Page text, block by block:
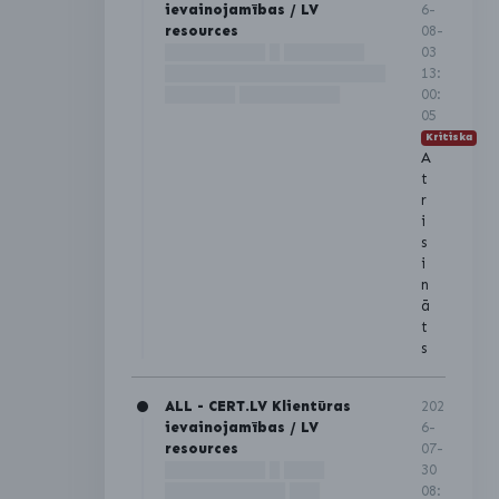
ievainojamības / LV
resources
6-
08-
03
13:
00:
05
Kritiska
A
t
r
i
s
i
n
ā
t
s
ALL - CERT.LV Klientūras
ievainojamības / LV
resources
202
6-
07-
30
08: